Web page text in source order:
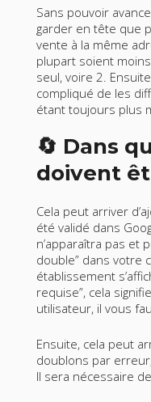
Sans pouvoir
garder en tête que
vente à la même
plupart soient moins
seul, voire 2.
compliqué de les
étant toujours plus
🔄 Dans
doivent
Cela peut arriver
été validé dans
n’apparaîtra pas et
double” dans votre
établissement
requise”, cela
utilisateur, il vous
Ensuite, cela peut
doublons par
Il sera nécessaire